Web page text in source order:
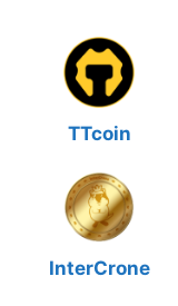
TTcoin
InterCrone